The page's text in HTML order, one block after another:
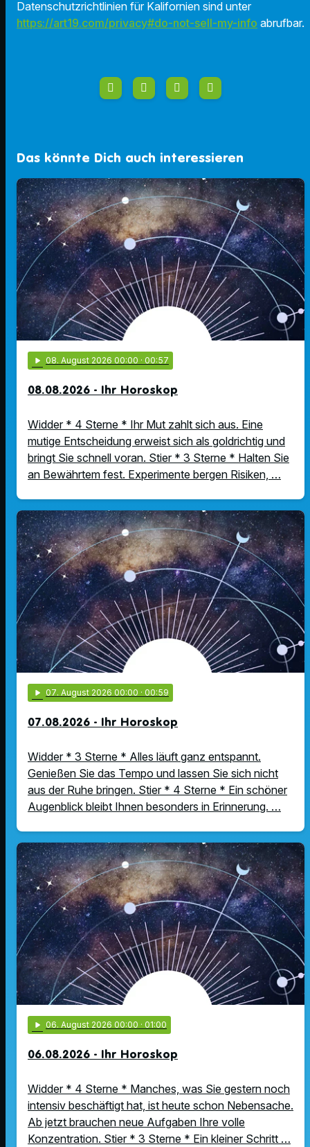
Datenschutzrichtlinien für Kalifornien sind unter
https://art19.com/privacy#do-not-sell-my-info abrufbar.
Das könnte Dich auch interessieren
play_arrow 08. August 2026 00:00 · 00:57
08.08.2026 - Ihr Horoskop
Widder * 4 Sterne * Ihr Mut zahlt sich aus. Eine
mutige Entscheidung erweist sich als goldrichtig und
bringt Sie schnell voran. Stier * 3 Sterne * Halten Sie
an Bewährtem fest. Experimente bergen Risiken, …
play_arrow 07. August 2026 00:00 · 00:59
07.08.2026 - Ihr Horoskop
Widder * 3 Sterne * Alles läuft ganz entspannt.
Genießen Sie das Tempo und lassen Sie sich nicht
aus der Ruhe bringen. Stier * 4 Sterne * Ein schöner
Augenblick bleibt Ihnen besonders in Erinnerung. …
play_arrow 06. August 2026 00:00 · 01:00
06.08.2026 - Ihr Horoskop
Widder * 4 Sterne * Manches, was Sie gestern noch
intensiv beschäftigt hat, ist heute schon Nebensache.
Ab jetzt brauchen neue Aufgaben Ihre volle
Konzentration. Stier * 3 Sterne * Ein kleiner Schritt …